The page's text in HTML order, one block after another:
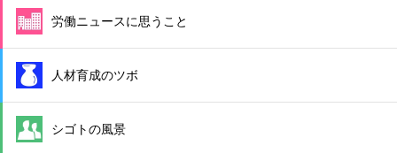
労働ニュースに思うこと
人材育成のツボ
シゴトの風景